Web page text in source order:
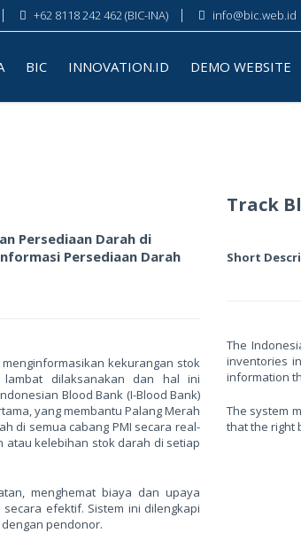
+62 8118 242 462 (BIC-INA) info@bic.web.id
BIC INNOVATION.ID DEMO WEBSITE
Persediaan Darah di
Persediaan Darah
kekurangan stok
dilaksanakan dan hal ini
Blood Bank (I-Blood Bank)
yang membantu Palang Merah
di semua cabang PMI secara real-
atau kelebihan stok darah di setiap
menghemat biaya dan upaya
efektif. Sistem ini dilengkapi
pendonor.
Track
Short
The
inventories
information
The system
that the right